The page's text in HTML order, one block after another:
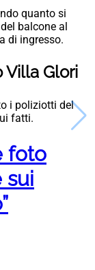
quanto si
balcone al
di ingresso.
Villa Glori
i poliziotti del
fatti.
foto
sui